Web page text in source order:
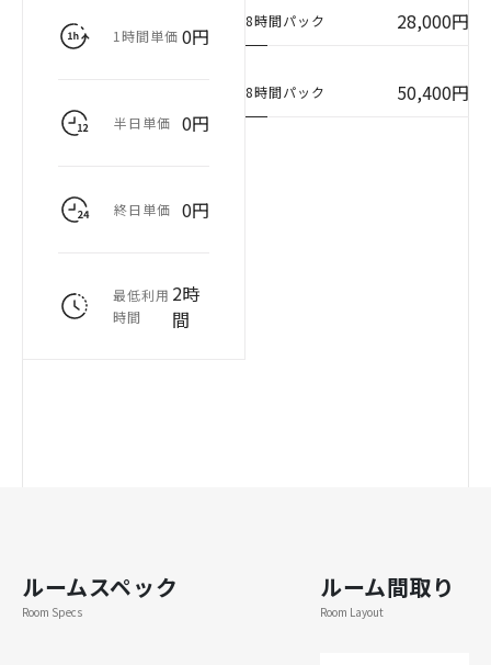
1時間単価 0円
半日単価 0円
終日単価 0円
最低利用
時間
2時
間
8時間パック 28,000円
8時間パック 50,400円
ルームスペック
Room Specs
ルーム間取り
Room Layout